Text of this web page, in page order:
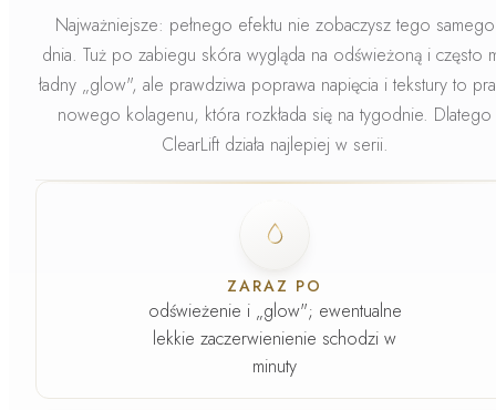
Najważniejsze: pełnego efektu nie zobaczysz tego samego
dnia. Tuż po zabiegu skóra wygląda na odświeżoną i często
ładny „glow", ale prawdziwa poprawa napięcia i tekstury to
nowego kolagenu, która rozkłada się na tygodnie. Dlatego
ClearLift działa najlepiej w serii.
ZARAZ PO
odświeżenie i „glow"; ewentualne
lekkie zaczerwienienie schodzi w
minuty